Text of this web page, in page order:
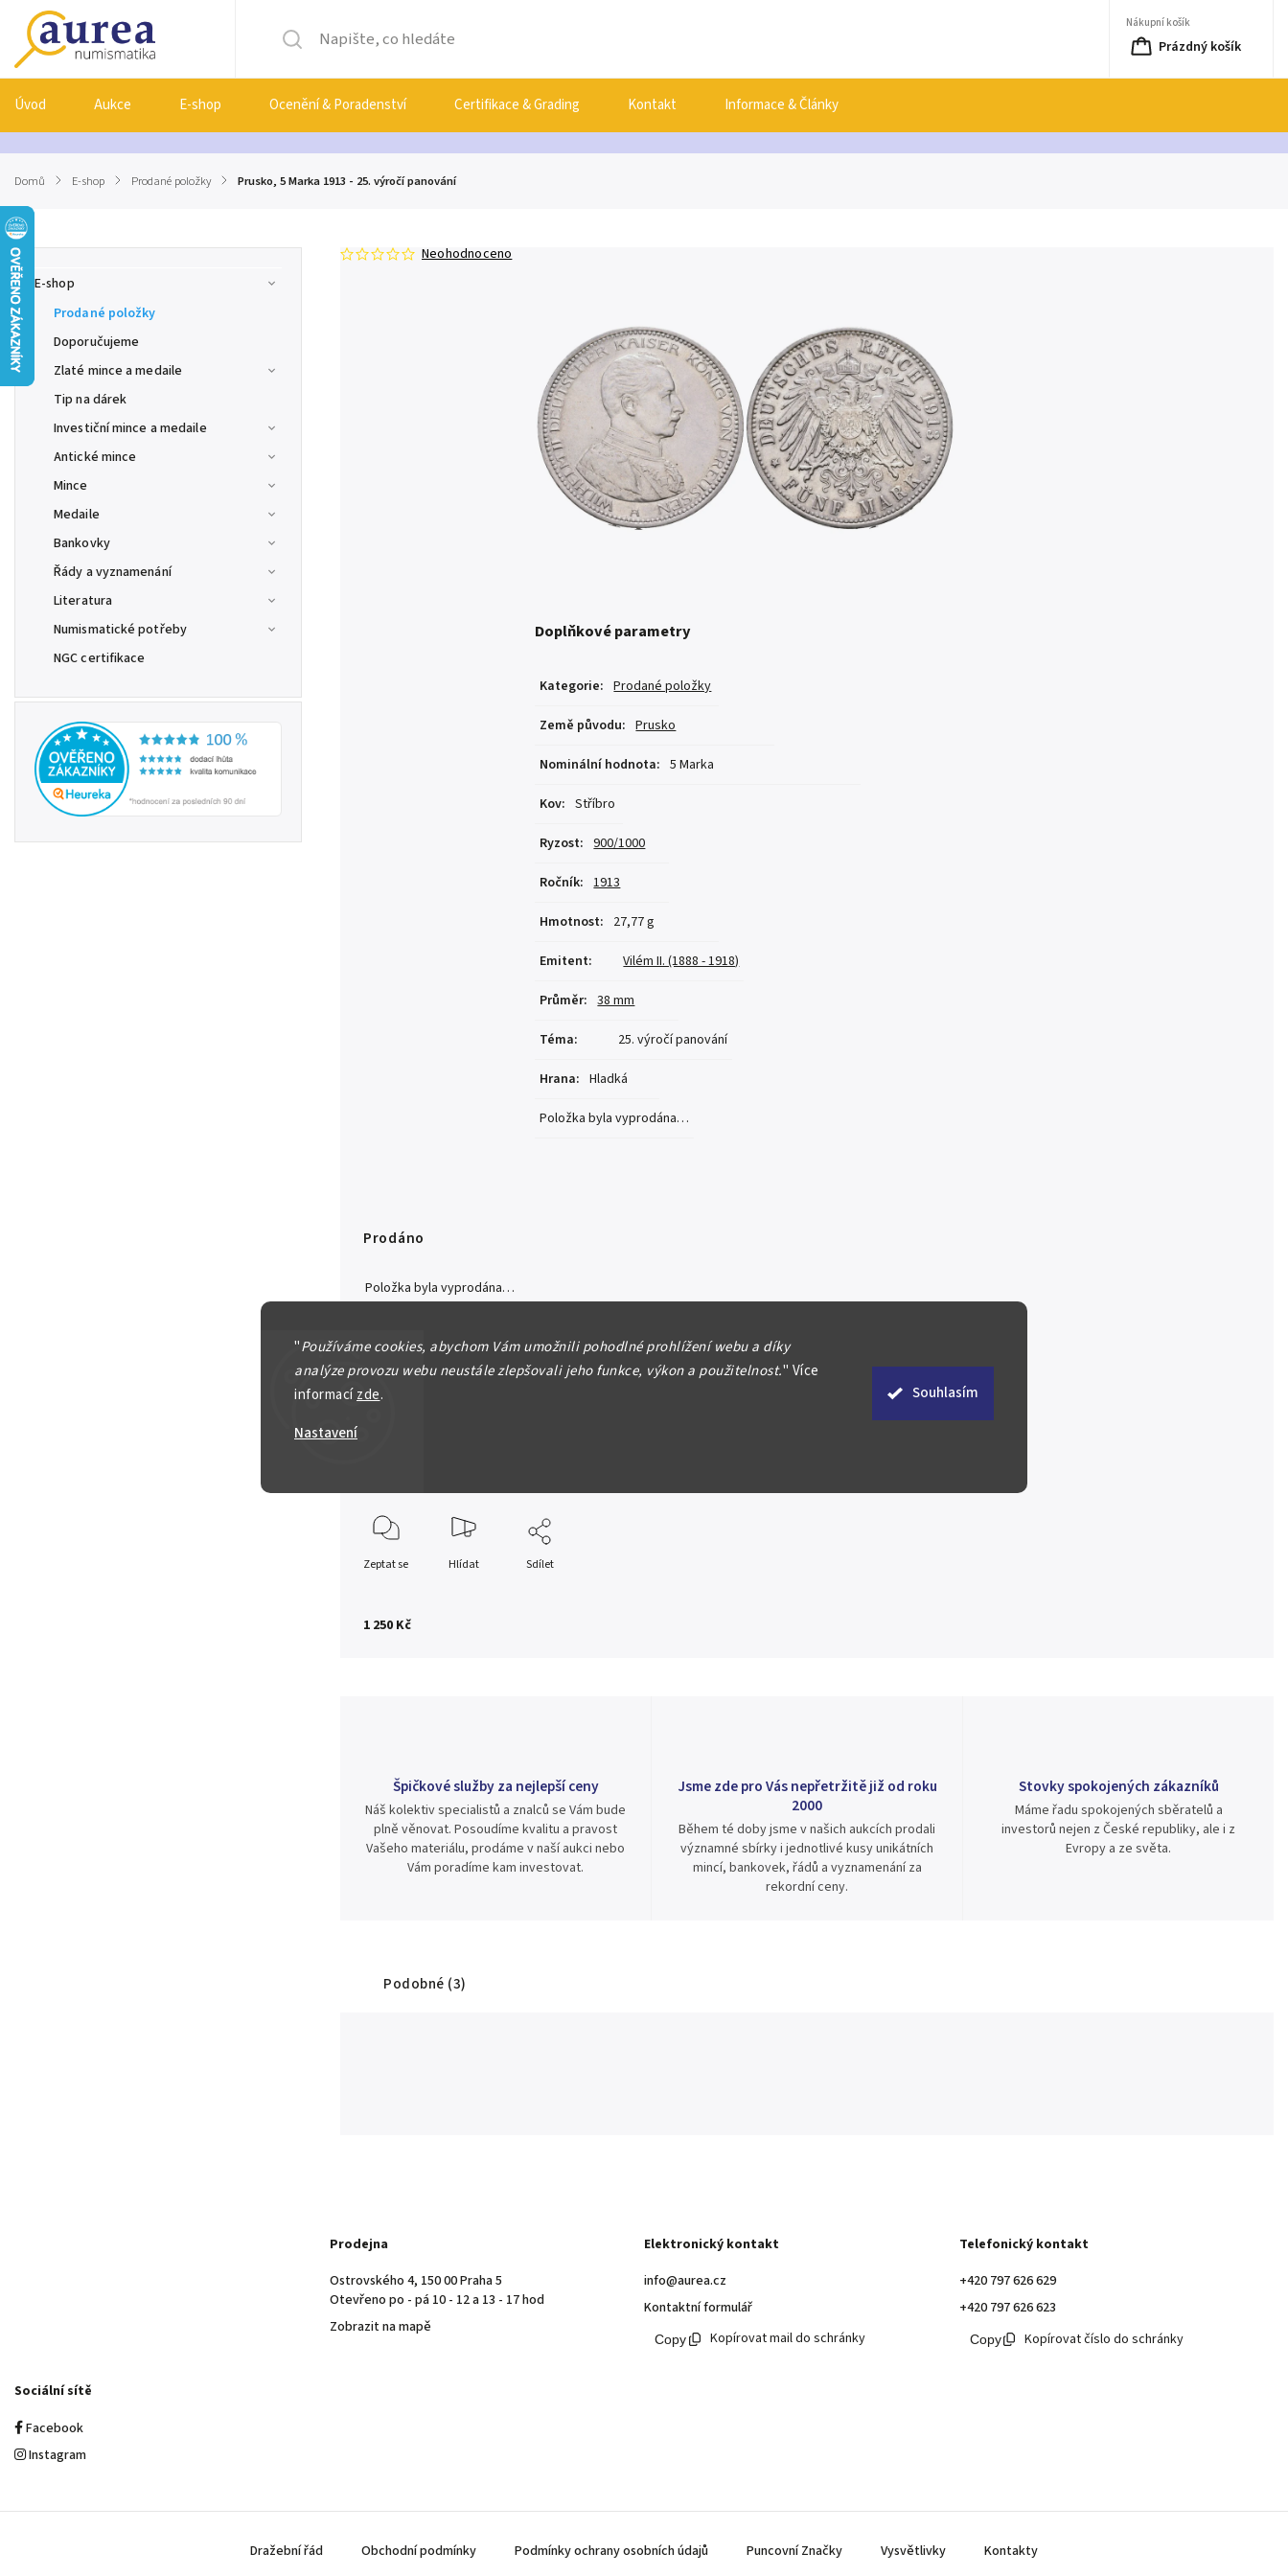
"Používáme cookies, abychom Vám umožnili pohodlné prohlížení webu a díky
analýze provozu webu neustále zlepšovali jeho funkce, výkon a použitelnost." Více
informacízde.
Nastavení
Souhlasím
Nákupní košík
Prázdný košík
Úvod Aukce E-shop Ocenění & Poradenství Certifikace & Grading Kontakt Informace & Články
Domů / E-shop / Prodané položky / Prusko, 5 Marka 1913 - 25. výročí panování
E-shop
Prodané položky
Doporučujeme
Zlaté mince a medaile
Tip na dárek
Investiční mince a medaile
Antické mince
Mince
Medaile
Bankovky
Řády a vyznamenání
Literatura
Numismatické potřeby
NGC certifikace
Neohodnoceno
Doplňkové parametry
Kategorie: Prodané položky
Země původu: Prusko
Nominální hodnota: 5 Marka
Kov: Stříbro
Ryzost: 900/1000
Ročník: 1913
Hmotnost: 27,77 g
Emitent: Vilém II. (1888 - 1918)
Průměr: 38 mm
Téma: 25. výročí panování
Hrana: Hladká
Položka byla vyprodána…
1 250 Kč
Prodáno
Položka byla vyprodána…
Prusko, Wilhelm II. (1888 - 1918)
5 Marka 1913 - K 25. výročí panování, pěkná
Zeptat se Hlídat Sdílet
Špičkové služby za nejlepší ceny
Náš kolektiv specialistů a znalců se Vám bude
plně věnovat. Posoudíme kvalitu a pravost
Vašeho materiálu, prodáme v naší aukci nebo
Vám poradíme kam investovat.
Jsme zde pro Vás nepřetržitě již od roku
2000
Během té doby jsme v našich aukcích prodali
významné sbírky i jednotlivé kusy unikátních
mincí, bankovek, řádů a vyznamenání za
rekordní ceny.
Stovky spokojených zákazníků
Máme řadu spokojených sběratelů a
investorů nejen z České republiky, ale i z
Evropy a ze světa.
Podobné (3)
Prodejna
Ostrovského 4, 150 00 Praha 5
Otevřeno po - pá 10 - 12 a 13 - 17 hod
Zobrazit na mapě
Elektronický kontakt
info@aurea.cz
Kontaktní formulář
Kopírovat mail do schránky
Telefonický kontakt
+420 797 626 629
+420 797 626 623
Kopírovat číslo do schránky
Sociální sítě
Facebook
Instagram
Dražební řád Obchodní podmínky Podmínky ochrany osobních údajů Puncovní Značky Vysvětlivky Kontakty